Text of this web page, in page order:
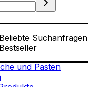
Beliebte Suchanfragen
Bestseller
und Pasten